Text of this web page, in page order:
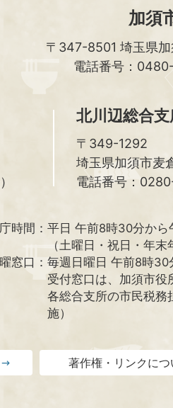
加須
〒347-8501 埼玉県
電話番号：0480-
北川辺総合支
〒349-1292
埼玉県加須市麦
電話番号：
時間： 平日 午前8時30分から
（土曜日・祝日・年
窓口： 毎週日曜日 午前8時30
受付窓口は、加須市役
各総合支所の市民税務
施）
著作権・リンクにつ